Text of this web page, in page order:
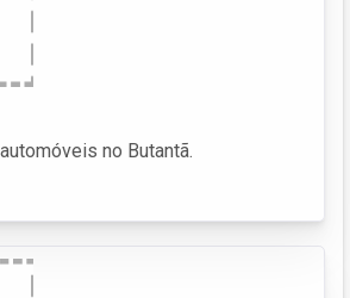
no Butantã.